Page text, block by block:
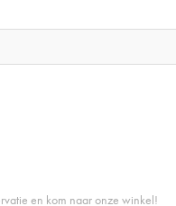
en kom naar onze winkel!